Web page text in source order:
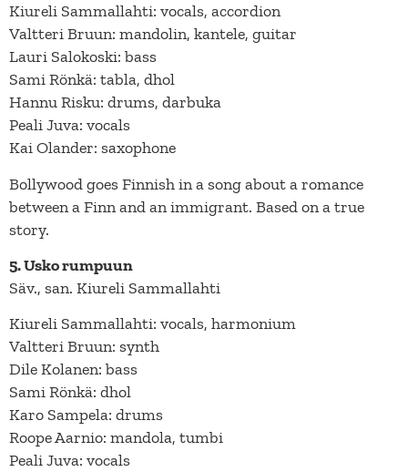
Kiureli Sammallahti: vocals, accordion
Valtteri Bruun: mandolin, kantele, guitar
Lauri Salokoski: bass
Sami Rönkä: tabla, dhol
Hannu Risku: drums, darbuka
Peali Juva: vocals
Kai Olander: saxophone
Bollywood goes Finnish in a song about a romance
between a Finn and an immigrant. Based on a true
story.
5. Usko rumpuun
Säv., san. Kiureli Sammallahti
Kiureli Sammallahti: vocals, harmonium
Valtteri Bruun: synth
Dile Kolanen: bass
Sami Rönkä: dhol
Karo Sampela: drums
Roope Aarnio: mandola, tumbi
Peali Juva: vocals